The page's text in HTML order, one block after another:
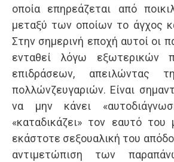
οποία επηρεάζεται από
μεταξύ των οποίων το άγχος
Στην σημερινή εποχή αυτοί οι
ενταθεί λόγω εξωτερικών
επιδράσεων, απειλώντας
πολλώνζευγαριών. Είναι
να μην κάνει
«καταδικάζει» τον εαυτό του
εκάστοτε σεξουαλική του
αντιμετώπιση των